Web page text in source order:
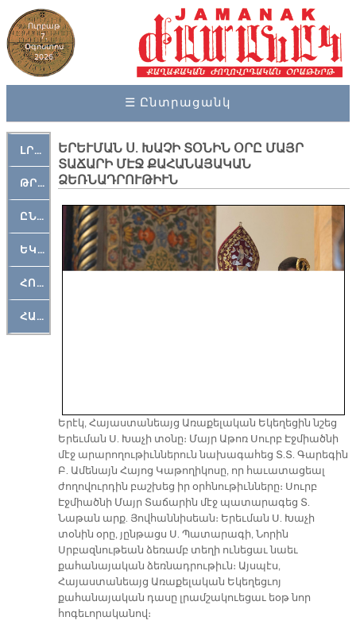
Ուրբաթ
7,
Օգոստոս
2026
☰ Ընտրացանկ
ԼՐԱՀՈՍ
ԹՐՔԱՀԱՅ ԿԵԱՆՔ
ԸՆԿԵՐԱՄՇԱԿՈՒԹԱՅԻՆ
ԵԿԵՂԵՑԱԿԱՆ
ՀՈԳԵՄՏԱՒՈՐ
ՀԱՐԹԱԿ
ԵՐԵՒՄԱՆ Ս. ԽԱՉԻ ՏՕՆԻՆ ՕՐԸ ՄԱՅՐ
ՏԱՃԱՐԻ ՄԷՋ ՔԱՀԱՆԱՅԱԿԱՆ
ՁԵՌՆԱԴՐՈՒԹԻՒՆ
Երէկ, Հայաստանեայց Առաքելական Եկեղեցին նշեց
Երեւման Ս. Խաչի տօնը։ Մայր Աթոռ Սուրբ Էջմիածնի
մէջ արարողութիւններուն նախագահեց Տ.Տ. Գարեգին
Բ. Ամենայն Հայոց Կաթողիկոսը, որ հաւատացեալ
ժողովուրդին բաշխեց իր օրհնութիւնները։ Սուրբ
Էջմիածնի Մայր Տաճարին մէջ պատարագեց Տ.
Նաթան արք. Յովհաննիսեան։ Երեւման Ս. Խաչի
տօնին օրը, յընթացս Ս. Պատարագի, Նորին
Սրբազնութեան ձեռամբ տեղի ունեցաւ նաեւ
քահանայական ձեռնադրութիւն։ Այսպէս,
Հայաստանեայց Առաքելական Եկեղեցւոյ
քահանայական դասը լրամշակուեցաւ եօթ նոր
հոգեւորականով։